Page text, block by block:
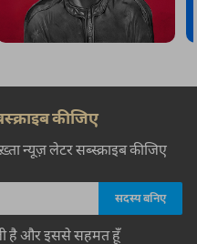
कीजिए
न्यूज़ लेटर सब्स्क्राइब कीजिए
है और इससे सहमत हूँ